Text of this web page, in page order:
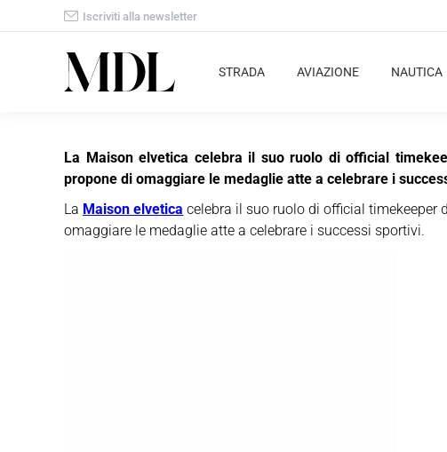
Iscriviti alla newsletter
STRADA AVIAZIONE NAUTICA
La Maison elvetica celebra il suo ruolo di official
propone di omaggiare le medaglie atte a celebrare i
La Maison elvetica celebra il suo ruolo di official timekeeper
omaggiare le medaglie atte a celebrare i successi sportivi.